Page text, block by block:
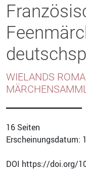
WIELANDS
16 Seiten
Erscheinungsdatum:
DOI https://doi.org/